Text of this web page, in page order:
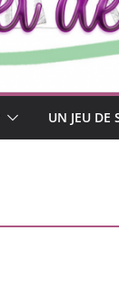
UN JEU DE